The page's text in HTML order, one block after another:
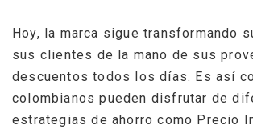
Hoy, la marca sigue transformando
sus clientes de la mano de sus
descuentos todos los días. Es así
colombianos pueden disfrutar de
estrategias de ahorro como Precio